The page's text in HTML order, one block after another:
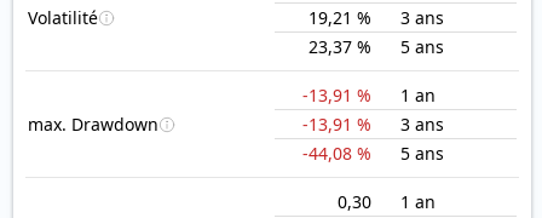
Volatilité
19,21 %
3 ans
23,37 %
5 ans
max. Drawdown
-13,91 %
1 an
-13,91 %
3 ans
-44,08 %
5 ans
0,30
1 an